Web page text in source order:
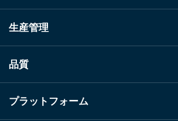
生産管理
品質
プラットフォーム